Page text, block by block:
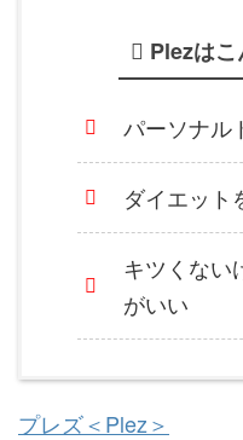
Plezは
パーソナル
ダイエット
キツくない
がいい
プレズ＜Plez＞